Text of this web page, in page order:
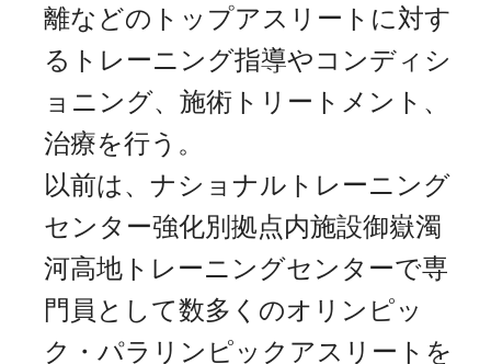
離などのトップアスリートに対す
るトレーニング指導やコンディシ
ョニング、施術トリートメント、
治療を⾏う。
以前は、ナショナルトレーニング
センター強化別拠点内施設御嶽濁
河⾼地トレーニングセンターで専
⾨員として数多くのオリンピッ
ク・パラリンピックアスリートを